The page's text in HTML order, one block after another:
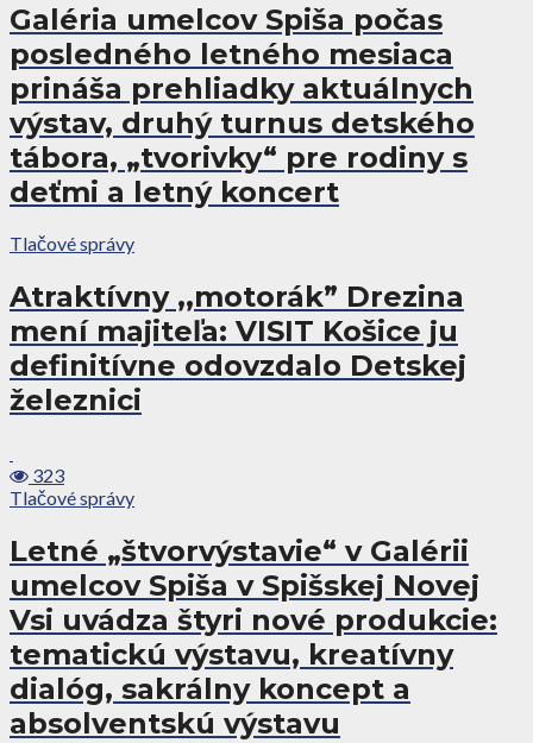
Galéria umelcov Spiša počas
posledného letného mesiaca
prináša prehliadky aktuálnych
výstav, druhý turnus detského
tábora, „tvorivky“ pre rodiny s
deťmi a letný koncert
Tlačové správy
Atraktívny ,,motorák” Drezina
mení majiteľa: VISIT Košice ju
definitívne odovzdalo Detskej
železnici
323
Tlačové správy
Letné „štvorvýstavie“ v Galérii
umelcov Spiša v Spišskej Novej
Vsi uvádza štyri nové produkcie:
tematickú výstavu, kreatívny
dialóg, sakrálny koncept a
absolventskú výstavu